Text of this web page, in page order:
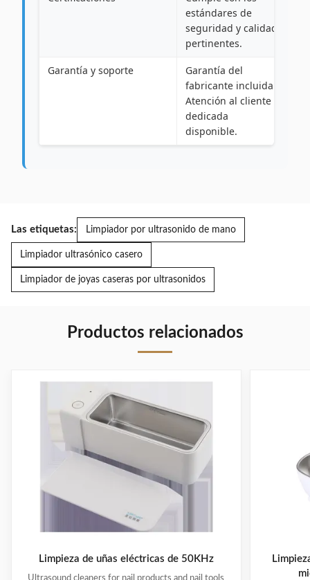
estándares de
seguridad y calidad
pertinentes.
Garantía y soporte
Garantía del
fabricante incluida.
Atención al cliente
dedicada
disponible.
Las etiquetas: Limpiador por ultrasonido de mano
Limpiador ultrasónico casero
Limpiador de joyas caseras por ultrasonidos
Productos relacionados
Limpieza de uñas eléctricas de 50KHz